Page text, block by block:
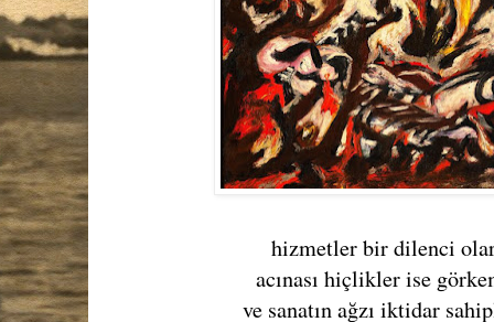
hizmetler bir dilenci
acınası hiçlikler ise
ve sanatın ağzı iktidar